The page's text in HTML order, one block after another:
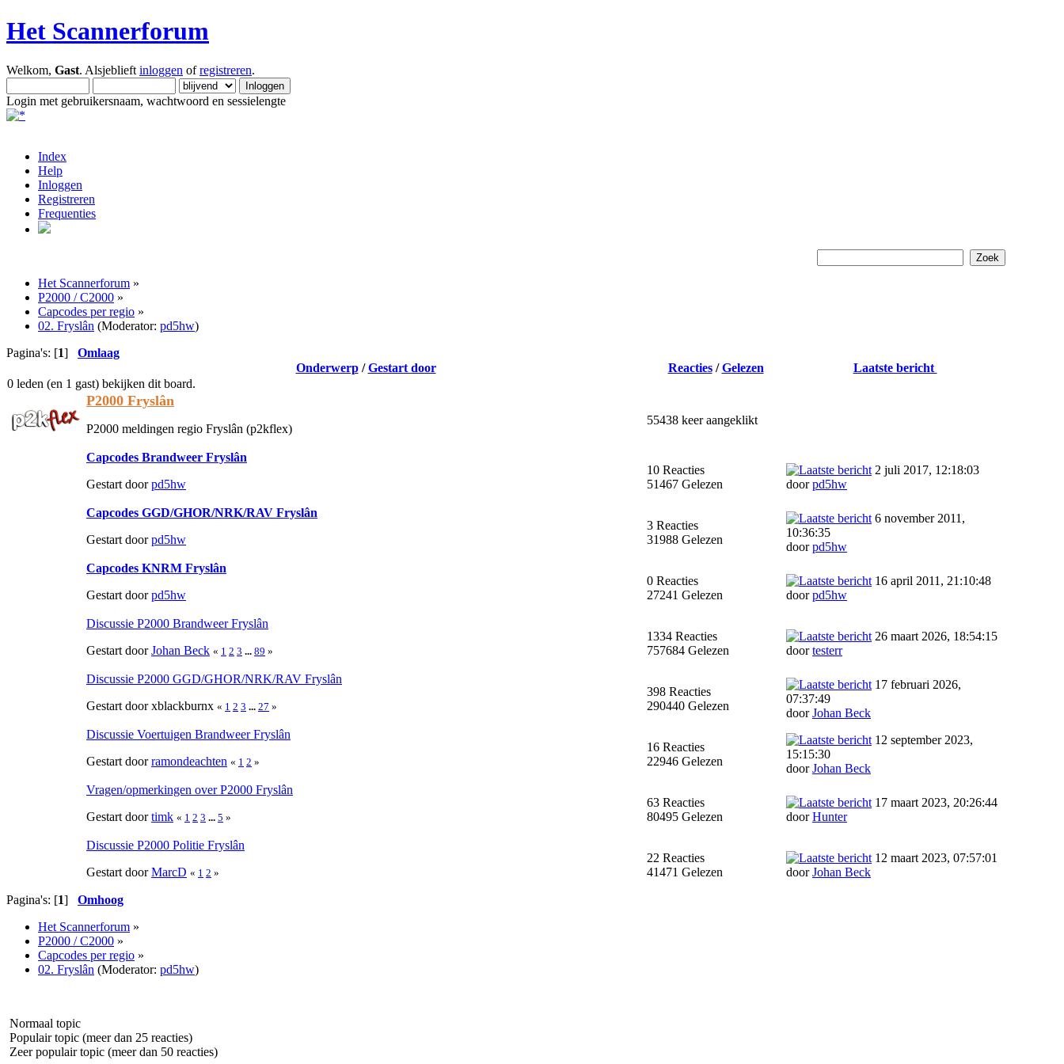
Het Scannerforum
Welkom, Gast. Alsjeblieft inloggen ofregistreren.
Login met gebruikersnaam, wachtwoord en sessielengte
Index
Help
Inloggen
Registreren
Frequenties
Het Scannerforum »
P2000 / C2000 »
Capcodes per regio »
02. Fryslân (Moderator: pd5hw)
Pagina's: [1] Omlaag
Onderwerp/Gestart door Reacties/Gelezen
Laatste bericht
0 leden (en 1 gast) bekijken dit board.
P2000 Fryslân
P2000 meldingen regio Fryslân (p2kflex)
55438 keer aangeklikt
Capcodes Brandweer Fryslân
Gestart doorpd5hw
10 Reacties
51467 Gelezen
2 juli 2017, 12:18:03
doorpd5hw
Capcodes GGD/GHOR/NRK/RAV Fryslân
Gestart doorpd5hw
3 Reacties
31988 Gelezen
6 november 2011,
10:36:35
doorpd5hw
Capcodes KNRM Fryslân
Gestart doorpd5hw
0 Reacties
27241 Gelezen
16 april 2011, 21:10:48
doorpd5hw
Discussie P2000 Brandweer Fryslân
Gestart doorJohan Beck « 1 2 3 ... 89 »
1334 Reacties
757684 Gelezen
26 maart 2026, 18:54:15
doortesterr
Discussie P2000 GGD/GHOR/NRK/RAV Fryslân
Gestart door xblackburnx « 1 2 3 ... 27 »
398 Reacties
290440 Gelezen
17 februari 2026,
07:37:49
doorJohan Beck
Discussie Voertuigen Brandweer Fryslân
Gestart doorramondeachten « 1 2 »
16 Reacties
22946 Gelezen
12 september 2023,
15:15:30
doorJohan Beck
Vragen/opmerkingen over P2000 Fryslân
Gestart doortimk « 1 2 3 ... 5 »
63 Reacties
80495 Gelezen
17 maart 2023, 20:26:44
doorHunter
Discussie P2000 Politie Fryslân
Gestart doorMarcD « 1 2 »
22 Reacties
41471 Gelezen
12 maart 2023, 07:57:01
doorJohan Beck
Pagina's: [1] Omhoog
Het Scannerforum »
P2000 / C2000 »
Capcodes per regio »
02. Fryslân (Moderator: pd5hw)
Normaal topic
Populair topic (meer dan 25 reacties)
Zeer populair topic (meer dan 50 reacties)